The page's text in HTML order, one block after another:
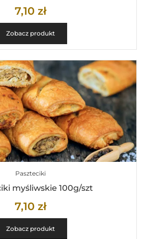
7,10 zł
Zobacz produkt
Paszteciki
myśliwskie 100g/szt
7,10 zł
Zobacz produkt